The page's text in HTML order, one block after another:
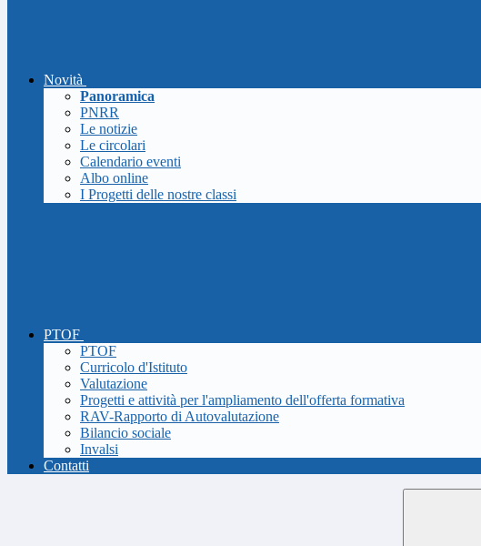
Novità
Panoramica
PNRR
Le notizie
Le circolari
Calendario eventi
Albo online
I Progetti delle nostre classi
PTOF
PTOF
Curricolo d'Istituto
Valutazione
Progetti e attività per l'ampliamento dell'offerta formativa
RAV-Rapporto di Autovalutazione
Bilancio sociale
Invalsi
Contatti